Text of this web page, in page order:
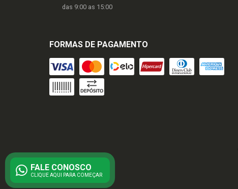
das 9:00 as 15:00
FORMAS DE PAGAMENTO
FALE CONOSCO
CLIQUE AQUI PARA COMEÇAR